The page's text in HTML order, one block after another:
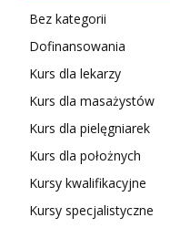
Bez kategorii
Dofinansowania
Kurs dla lekarzy
Kurs dla masażystów
Kurs dla pielęgniarek
Kurs dla położnych
Kursy kwalifikacyjne
Kursy specjalistyczne